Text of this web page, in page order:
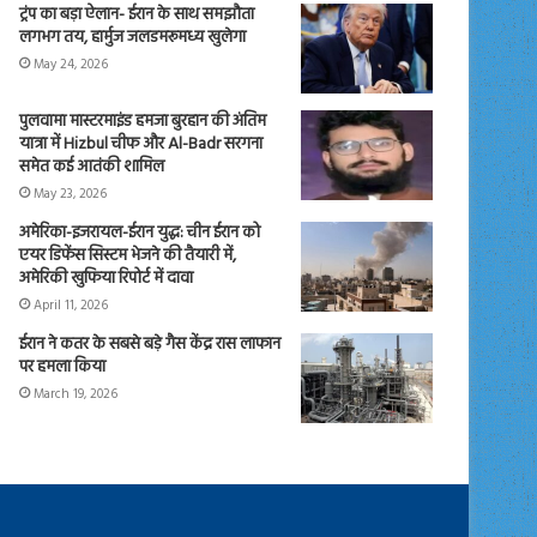
ट्रंप का बड़ा ऐलान- ईरान के साथ समझौता
लगभग तय, हार्मुज जलडमरूमध्य खुलेगा
May 24, 2026
पुलवामा मास्टरमाइंड हमजा बुरहान की अंतिम
यात्रा में Hizbul चीफ और Al-Badr सरगना
समेत कई आतंकी शामिल
May 23, 2026
अमेरिका-इजरायल-ईरान युद्ध: चीन ईरान को
एयर डिफेंस सिस्टम भेजने की तैयारी में,
अमेरिकी खुफिया रिपोर्ट में दावा
April 11, 2026
ईरान ने कतर के सबसे बड़े गैस केंद्र रास लाफान
पर हमला किया
March 19, 2026